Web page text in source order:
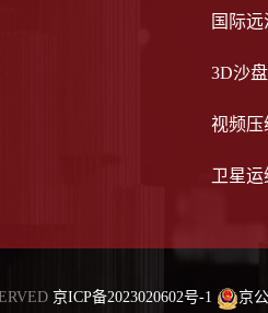
国际
3D沙
视频压
卫星
京ICP备2023020602号-1 京